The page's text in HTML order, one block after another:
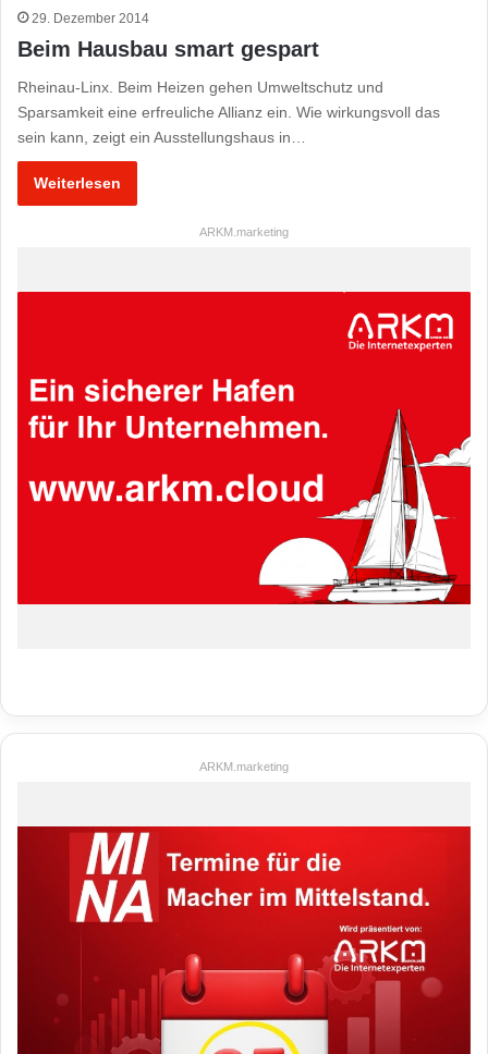
29. Dezember 2014
Beim Hausbau smart gespart
Rheinau-Linx. Beim Heizen gehen Umweltschutz und
Sparsamkeit eine erfreuliche Allianz ein. Wie wirkungsvoll das
sein kann, zeigt ein Ausstellungshaus in…
Weiterlesen
ARKM.marketing
ARKM.marketing